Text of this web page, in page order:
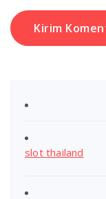
slot thailand